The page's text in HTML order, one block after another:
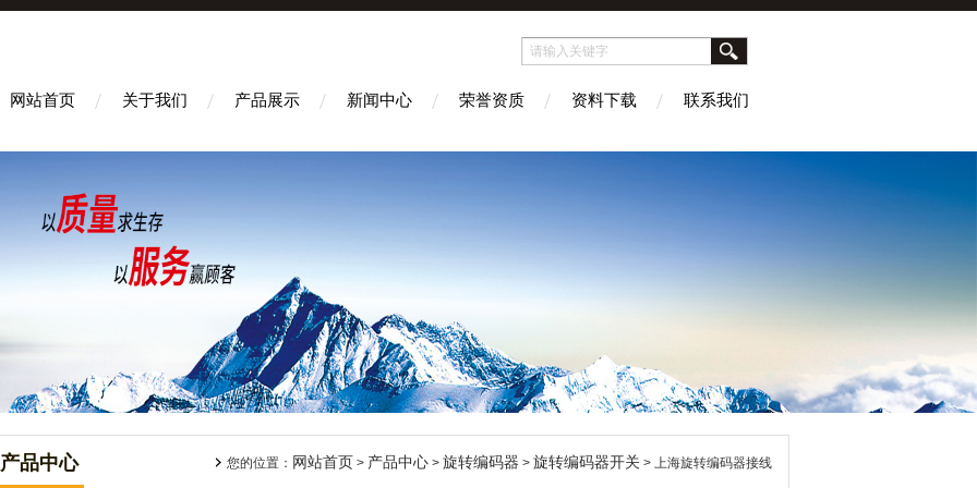
网站首页 关于我们 产品展示 新闻中心 荣誉资质 资料下载 联系我们
产品中心 您的位置： 网站首页 > 产品中心 > 旋转编码器 > 旋转编码器开关 > 上海旋转编码器接线